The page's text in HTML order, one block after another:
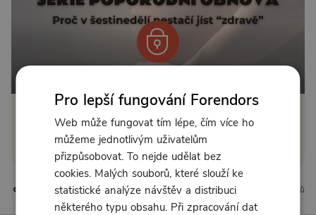
Klikněte pro odemčení
nebo sepřihlaste
1 líbí 0 komentářů
Pro lepší fungování Forendors
Web může fungovat tím lépe, čím více ho
můžeme jednotlivým uživatelům
přizpůsobovat. To nejde udělat bez
cookies. Malých souborů, které slouží ke
statistické analýze návštěv a distribuci
některého typu obsahu. Při zpracování dat